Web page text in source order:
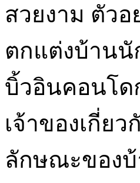
สวยงาม ตัว
ตกแต่งบ้านนั
บิ้วอินคอนโด
เจ้าของเกี่ย
ลักษณะของ